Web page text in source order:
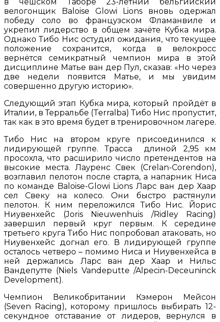
велогонщик Baloise Glowi Lions вновь одержал
победу соло во французском Фламанвиле и
укрепил лидерство в общем зачёте Кубка мира.
Однако Тибо Нис остудил ожидания, что текущее
положение сохранится, когда в велокросс
вернётся семикратный чемпион мира в этой
дисциплине Матье ван дер Пул, сказав: «Но через
две недели появится Матье, и мы увидим
совершенно другую историю».
Следующий этап Кубка мира, который пройдёт в
Италии, в Терральбе (Terralba) Тибо Нис пропустит,
так как в это время будет в тренировочном лагере.
Тибо Нис на втором круге присоединился к
лидирующей группе. Трасса длиной 2,95 км
просохла, что расширило число претендентов на
высокие места. Лауренс Свек (Crelan-Corendon),
возглавил пелотон после старта, а напарник Ниса
по команде Baloise-Glowi Lions Ларс ван дер Хаар
сел Свеку на колесо. Они быстро растянули
пелотон. К ним переложился Тибо Нис. Йорис
Ниувенхейс (Joris Nieuwenhuis /Ridley Racing)
завершил первый круг первым. К середине
третьего круга Тибо Нис попробовал атаковать, но
Ниувенхейс догнал его. В лидирующей группе
осталось четверо – помимо Ниса и Ниувенхейса в
ней держались Ларс ван дер Хаар и Нильс
Вандепутте (Niels Vandeputte /Alpecin-Deceuninck
Development).
Чемпион Великобритании Кэмерон Мейсон
(Seven Racing), которому пришлось выбирать 12-
секундное отставание от лидеров, вернулся в